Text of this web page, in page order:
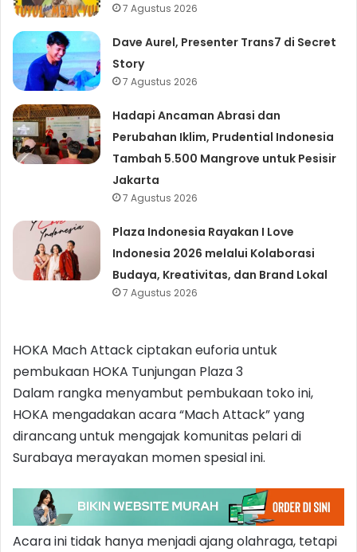
7 Agustus 2026
Dave Aurel, Presenter Trans7 di Secret
Story
7 Agustus 2026
Hadapi Ancaman Abrasi dan
Perubahan Iklim, Prudential Indonesia
Tambah 5.500 Mangrove untuk Pesisir
Jakarta
7 Agustus 2026
Plaza Indonesia Rayakan I Love
Indonesia 2026 melalui Kolaborasi
Budaya, Kreativitas, dan Brand Lokal
7 Agustus 2026
HOKA Mach Attack ciptakan euforia untuk
pembukaan HOKA Tunjungan Plaza 3
Dalam rangka menyambut pembukaan toko ini,
HOKA mengadakan acara “Mach Attack” yang
dirancang untuk mengajak komunitas pelari di
Surabaya merayakan momen spesial ini.
Acara ini tidak hanya menjadi ajang olahraga, tetapi